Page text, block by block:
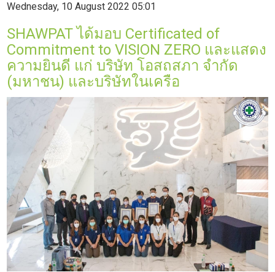
Wednesday, 10 August 2022 05:01
SHAWPAT ได้มอบ Certificated of
Commitment to VISION ZERO และแสดง
ความยินดี แก่ บริษัท โอสถสภา จำกัด
(มหาชน) และบริษัทในเครือ